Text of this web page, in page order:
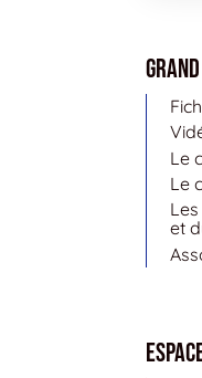
Le
Le
et